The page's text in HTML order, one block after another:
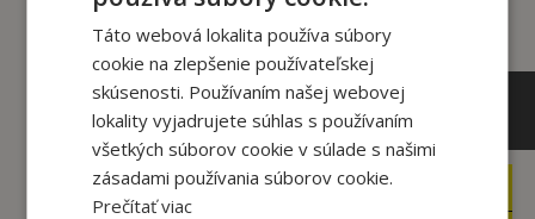
4
Táto webová lokalita používa súbory
cookie na zlepšenie používateľskej
skúsenosti. Používaním našej webovej
lokality vyjadrujete súhlas s používaním
všetkých súborov cookie v súlade s našimi
zásadami používania súborov cookie.
Prečítať viac